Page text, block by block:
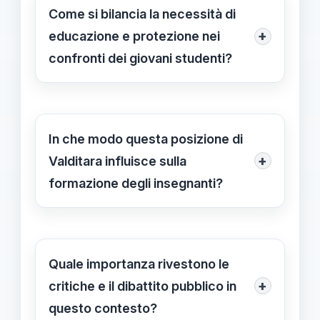
'indottrinamento precoce'.
temi delicati siano presentati con
gradualità e rispetto, favorendo una
crescita equilibrata e una
Come si bilancia la necessità di
educazione e protezione nei
confronti dei giovani studenti?
+
Attraverso linee guida che
e consapevole, si cerca di trovare un
equilibrio tra fornire informazioni utili
e tutelare i minori da contenuti che
In che modo questa posizione di
Valditara influisce sulla
formazione degli insegnanti?
+
La posizione di Valditara invita gli
pedagogico più attento ai bisogni
specifici dei bambini, concentrandosi
su contenuti appropriati all'età e
Quale importanza rivestono le
critiche e il dibattito pubblico in
questo contesto?
+